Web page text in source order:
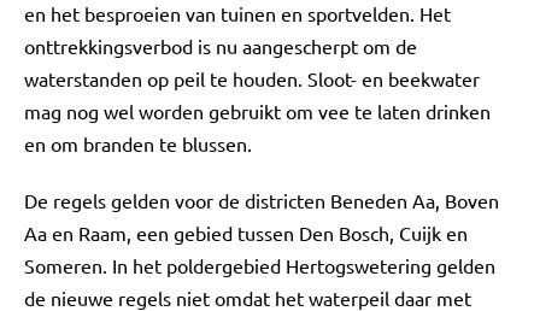
en het besproeien van tuinen en sportvelden. Het
onttrekkingsverbod is nu aangescherpt om de
waterstanden op peil te houden. Sloot- en beekwater
mag nog wel worden gebruikt om vee te laten drinken
en om branden te blussen.
De regels gelden voor de districten Beneden Aa, Boven
Aa en Raam, een gebied tussen Den Bosch, Cuijk en
Someren. In het poldergebied Hertogswetering gelden
de nieuwe regels niet omdat het waterpeil daar met